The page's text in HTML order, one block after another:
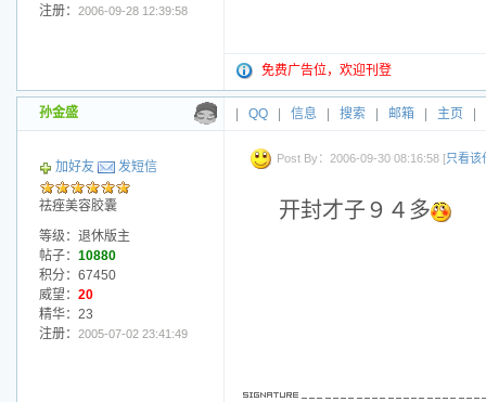
注册： 2006-09-28 12:39:58
免费广告位，欢迎刊登
孙金盛 QQ 信息 搜索 邮箱 主页
加好友 发短信
祛痤美容胶囊
等级：退休版主
帖子： 10880
积分：67450
威望： 20
精华：23
注册： 2005-07-02 23:41:49
Post By：2006-09-30 08:16:58 [只看该
开封才子９４多